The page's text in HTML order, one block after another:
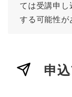
ては受講申
する可能性が
申